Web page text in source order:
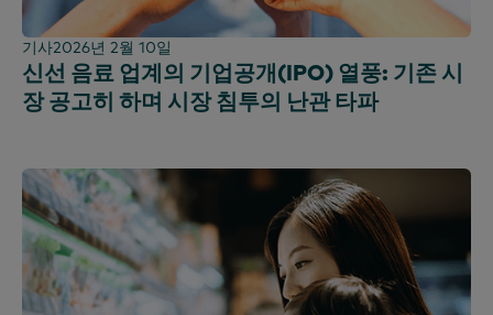
기사2026년 2월 10일
신선 음료 업계의 기업공개(IPO) 열풍: 기존 시
장 공고히 하며 시장 침투의 난관 타파